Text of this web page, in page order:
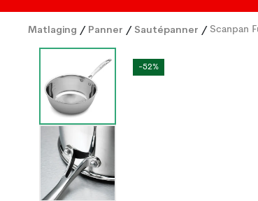
Matlaging / Panner / Sautépanner / Scanpan
-52%